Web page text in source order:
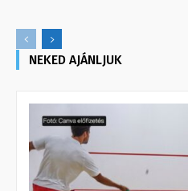
NEKED AJÁNLJUK